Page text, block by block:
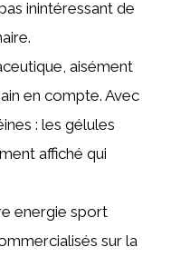
inintéressant de
aisément
en compte. Avec
: les gélules
affiché qui
energie sport
sur la